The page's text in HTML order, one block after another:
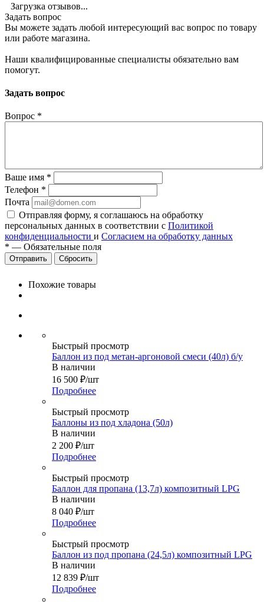
Загрузка отзывов...
Задать вопрос
Вы можете задать любой интересующий вас вопрос по товару
или работе магазина.
Наши квалифицированные специалисты обязательно вам
помогут.
Задать вопрос
Вопрос *
Ваше имя *
Телефон *
Почта
Отправляя форму, я соглашаюсь на обработку
персональных данных в соответствии с Политикой
конфиденциальности и Согласием на обработку данных
* — Обязательные поля
Сбросить
Похожие товары
Быстрый просмотр
Баллон из под метан-аргоновой смеси (40л) б/у
В наличии
16 500 ₽/шт
Подробнее
Быстрый просмотр
Баллоны из под хладона (50л)
В наличии
2 200 ₽/шт
Подробнее
Быстрый просмотр
Баллон для пропана (13,7л) композитный LPG
В наличии
8 040 ₽/шт
Подробнее
Быстрый просмотр
Баллон из под пропана (24,5л) композитный LPG
В наличии
12 839 ₽/шт
Подробнее